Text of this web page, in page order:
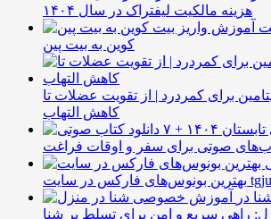
هزینه مالکیت لیفتراک در سال ۱۴۰۴
کوین به بیت پین
برای کمردرد | از تقویت عضلات تا
کاهش التهاب
۷ کتاب صوتی برای تابستان ۱۴۰۴ +
صوتی برای سفر و اوقات فراغت
بهترین بونوس‌های فارکس در سایت tgju
در
راهی سریع و امن برای تسلط بر شنا